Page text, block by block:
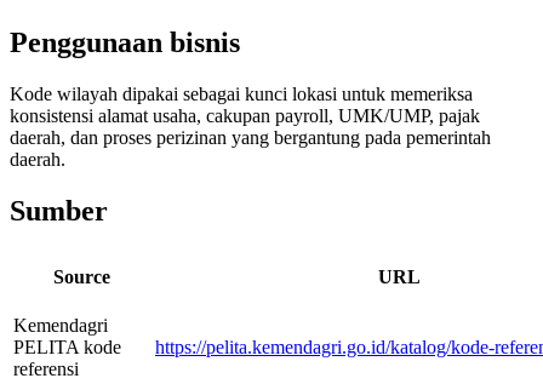
Penggunaan bisnis
Kode wilayah dipakai sebagai kunci lokasi untuk memeriksa
konsistensi alamat usaha, cakupan payroll, UMK/UMP, pajak
daerah, dan proses perizinan yang bergantung pada pemerintah
daerah.
Sumber
Source URL
Kemendagri
PELITA kode
referensi
https://pelita.kemendagri.go.id/katalog/kode-